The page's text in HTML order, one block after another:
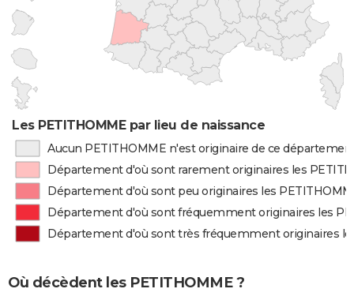
Les PETITHOMME par lieu de naissance
Aucun PETITHOMME n'est originaire de ce
Département d'où sont rarement originaires les
Département d'où sont peu originaires les
Département d'où sont fréquemment originaires les
Département d'où sont très fréquemment originaires
Où décèdent les PETITHOMME ?